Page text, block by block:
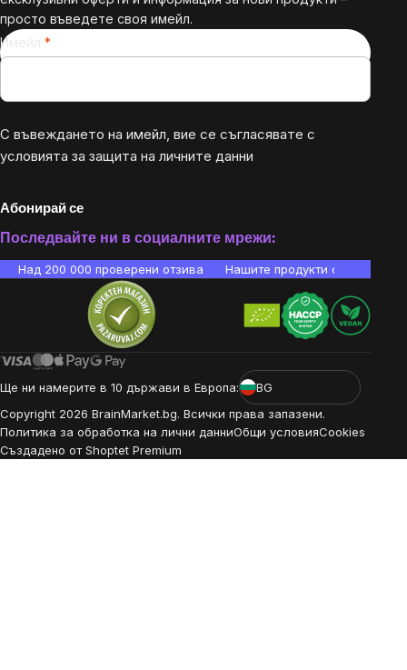
просто въведете своя имейл.
Имейл
С въвеждането на имейл, вие се съгласявате с
условията за защита на личните данни
Абонирай се
Последвайте ни в социалните мрежи:
Над 200 000 проверени отзива Нашите продукти са
Ще ни намерите в 10 държави в Европа:
BG
Copyright 2026 BrainMarket.bg. Всички права запазени.
Политика за обработка на лични данниОбщи условияCookies
Създадено от Shoptet Premium